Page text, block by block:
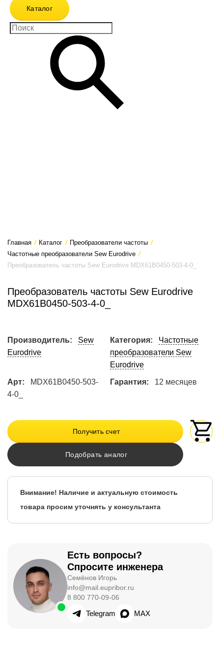
Каталог
Главная / Каталог / Преобразователи частоты /
Частотные преобразователи Sew Eurodrive /
Преобразователь частоты Sew Eurodrive MDX61B0450-503-4-0_
Преобразователь частоты Sew Eurodrive
MDX61B0450-503-4-0_
Производитель:
Sew
Eurodrive
Категория:
Частотные
преобразователи Sew
Eurodrive
Арт:
MDX61B0450-503-
4-0_
Гарантия: 12 месяцев
Получить счет
Подобрать аналог
Внимание! Наличие и актуальную стоимость
товара просим уточнять у консультанта
Есть вопросы?
Спросите инженера
Семёнов Игорь
info@mail.eupribor.ru
8 800 770-09-06
Telegram MAX